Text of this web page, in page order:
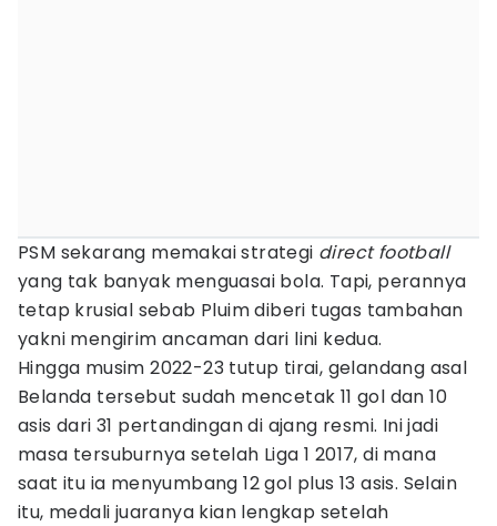
PSM sekarang memakai strategi direct football
yang tak banyak menguasai bola. Tapi, perannya
tetap krusial sebab Pluim diberi tugas tambahan
yakni mengirim ancaman dari lini kedua.
Hingga musim 2022-23 tutup tirai, gelandang asal
Belanda tersebut sudah mencetak 11 gol dan 10
asis dari 31 pertandingan di ajang resmi. Ini jadi
masa tersuburnya setelah Liga 1 2017, di mana
saat itu ia menyumbang 12 gol plus 13 asis. Selain
itu, medali juaranya kian lengkap setelah